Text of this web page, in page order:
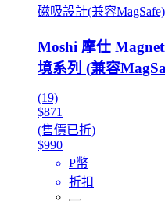
磁吸設計(兼容
Moshi 摩仕
境系列 (兼容
(19)
$871
(售價已折)
$990
P幣
折扣